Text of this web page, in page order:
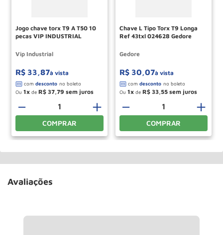
Jogo chave torx T9 A T50 10
pecas VIP INDUSTRIAL
Vip Industrial
R$ 33 87à vista
Ou 1 de R$ 37 79
＋
－
COMPRAR
Chave L Tipo Torx T9 Longa
Ref 43txl 024628 Gedore
Gedore
R$ 30 07à vista
Ou 1 de R$ 33 55
＋
－
COMPRAR
Avaliações